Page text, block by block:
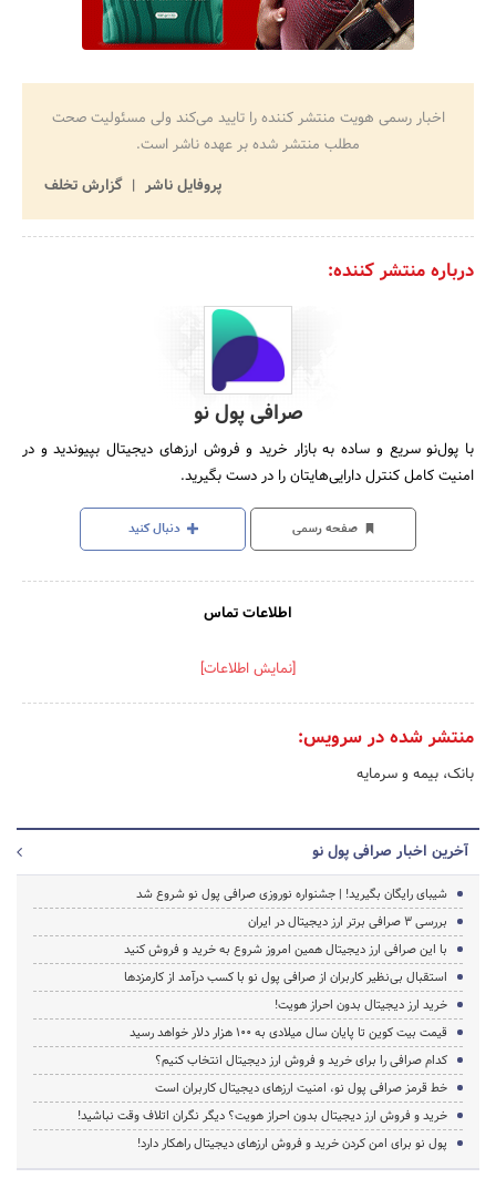
اخبار رسمی هویت منتشر کننده را تایید می‌کند ولی مسئولیت صحت
مطلب منتشر شده بر عهده ناشر است.
پروفایل ناشر
گزارش تخلف
درباره منتشر کننده:
صرافی پول نو
با پول‌نو سریع و ساده به بازار خرید و فروش ارزهای دیجیتال بپیوندید و در
امنیت کامل کنترل دارایی‌هایتان را در دست بگیرید.
صفحه رسمی دنبال کنید
اطلاعات تماس
[نمایش اطلاعات]
منتشر شده در سرویس:
بانک، بیمه و سرمایه
آخرین اخبار صرافی پول نو
شیبای رایگان بگیرید! | جشنواره نوروزی صرافی پول نو شروع شد
بررسی 3 صرافی برتر ارز دیجیتال در ایران
با این صرافی ارز دیجیتال همین امروز شروع به خرید و فروش کنید
استقبال بی‌نظیر کاربران از صرافی پول نو با کسب درآمد از کارمزدها
خرید ارز دیجیتال بدون احراز هویت!
قیمت بیت کوین تا پایان سال میلادی به ۱۰۰ هزار دلار خواهد رسید
کدام صرافی را برای خرید و فروش ارز دیجیتال انتخاب کنیم؟
خط قرمز صرافی پول نو، امنیت ارزهای دیجیتال کاربران است
خرید و فروش ارز دیجیتال بدون احراز هویت؟ دیگر نگران اتلاف وقت نباشید!
پول نو برای امن کردن خرید و فروش ارزهای دیجیتال راهکار دارد!